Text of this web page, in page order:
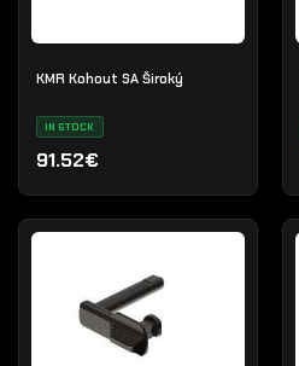
KMR Kohout SA Široký
IN STOCK
91.52€